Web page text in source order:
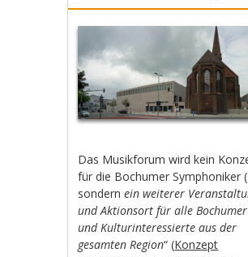
Das Musikforum wird kein
für die Bochumer Symphoniker
sondernein weiterer
und Aktionsort für alle
und Kulturinteressierte aus der
gesamten Region“ (Konzept